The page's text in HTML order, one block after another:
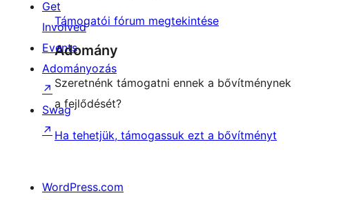
Támogatói fórum megtekintése
Adomány
Szeretnénk támogatni ennek a bővítménynek
a fejlődését?
Ha tehetjük, támogassuk ezt a bővítményt
Get
Involved
Events
Adományozás
↗
Swag
↗
WordPress.com